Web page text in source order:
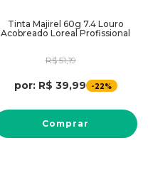
Tinta Majirel 60g 7.4 Louro
Acobreado Loreal Profissional
R$ 51,19
por: R$ 39,99 -22%
Comprar